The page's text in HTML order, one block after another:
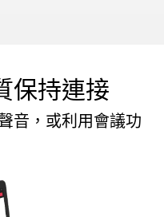
保持連接
音，或利用會議功